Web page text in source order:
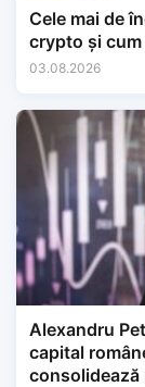
Cele mai de
crypto și cum
03.08.2026
Alexandru
capital
consolidează